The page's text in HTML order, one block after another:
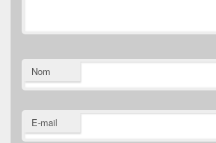
Nom
E-mail